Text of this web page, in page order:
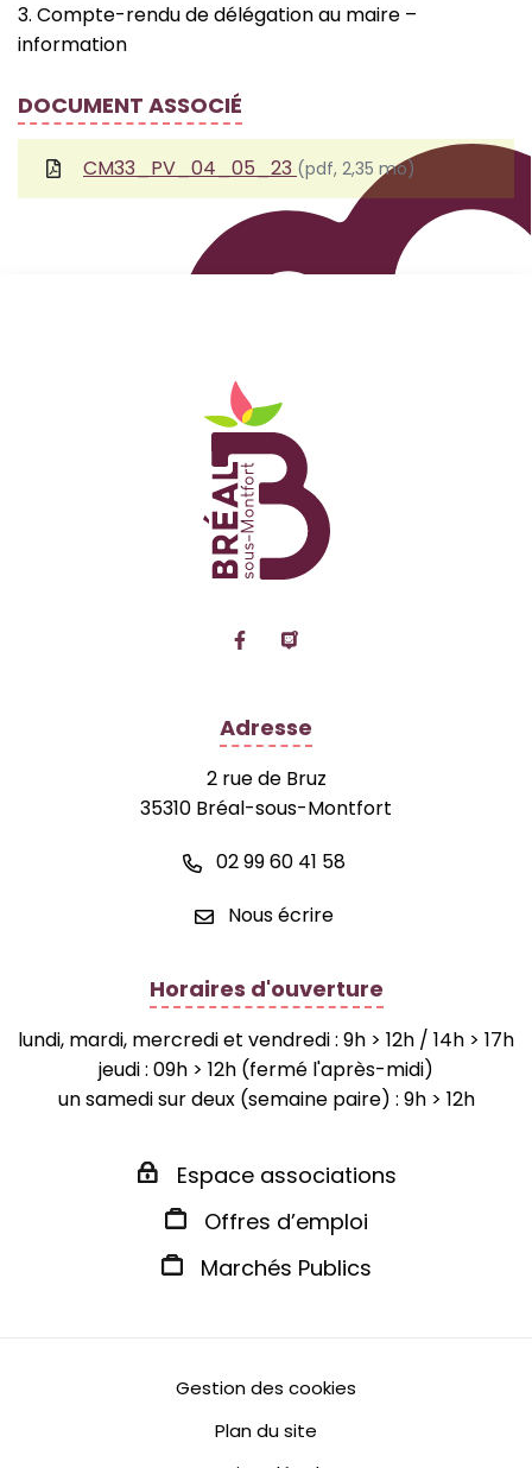
3. Compte-rendu de délégation au maire –
information
DOCUMENT ASSOCIÉ
CM33_PV_04_05_23 (pdf, 2,35 mo)
Lien vers le compte Facebook
Lien vers la page
Adresse
2 rue de Bruz
35310 Bréal-sous-Montfort
02 99 60 41 58
Nous écrire
Horaires d'ouverture
lundi, mardi, mercredi et vendredi : 9h > 12h / 14h > 17h
jeudi : 09h > 12h (fermé l'après-midi)
un samedi sur deux (semaine paire) : 9h > 12h
Espace associations
Offres d’emploi
Marchés Publics
Gestion des cookies
Plan du site